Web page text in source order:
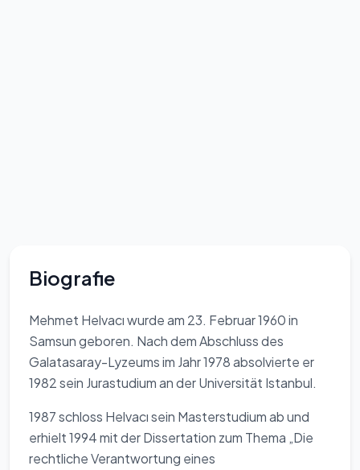
Biografie
Mehmet Helvacı wurde am 23. Februar 1960 in
Samsun geboren. Nach dem Abschluss des
Galatasaray-Lyzeums im Jahr 1978 absolvierte er
1982 sein Jurastudium an der Universität Istanbul.
1987 schloss Helvacı sein Masterstudium ab und
erhielt 1994 mit der Dissertation zum Thema „Die
rechtliche Verantwortung eines